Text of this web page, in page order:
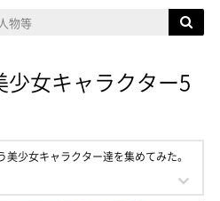
女キャラクター5
少女キャラクター達を集めてみた。